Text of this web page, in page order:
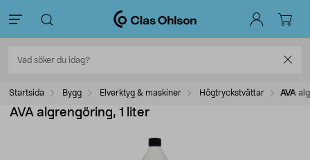
Startsida Bygg Elverktyg & maskiner Högtryckstvättar AVA
AVA algrengöring, 1 liter